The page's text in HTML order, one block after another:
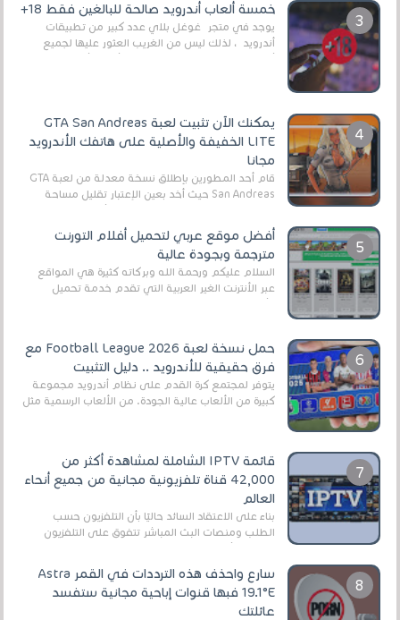
خمسة ألعاب أندرويد صالحة للبالغين فقط 18+
يوجد في متجر غوغل بلاي عدد كبير من تطبيقات
أندرويد ، لذلك ليس من الغريب العثور عليها لجميع
يمكنك الآن تثبيت لعبة GTA San Andreas
LITE الخفيفة والأصلية على هاتفك الأندرويد
مجانا
قام أحد المطورين بإطلاق نسخة معدلة من لعبة GTA
San Andreas حيث أخد بعين الإعتبار تقليل مساحة
أفضل موقع عربي لتحميل أفلام التورنت
مترجمة وبجودة عالية
السلام عليكم ورحمة الله وبركاته كثيرة هي المواقع
عبر الأنترنت الغير العربية التي تقدم خدمة تحميل
الأفلام على التورنت ، ومعظم هذه المواقع ل...
حمل نسخة لعبة Football League 2026 مع
فرق حقيقية للأندرويد .. دليل التثبيت
يتوفر لمجتمع كرة القدم على نظام أندرويد مجموعة
كبيرة من الألعاب عالية الجودة. من الألعاب الرسمية مثل
قائمة IPTV الشاملة لمشاهدة أكثر من
42,000 قناة تلفزيونية مجانية من جميع أنحاء
العالم
بناءً على الاعتقاد السائد حاليًا بأن التلفزيون حسب
الطلب ومنصات البث المباشر تتفوق على التلفزيون
الرقمي الأرضي التقليدي، يُعدّ IPTV-org خيار...
سارع واحذف هذه الترددات في القمر Astra
19.1°E فبها قنوات إباحية مجانية ستفسد
عائلتك